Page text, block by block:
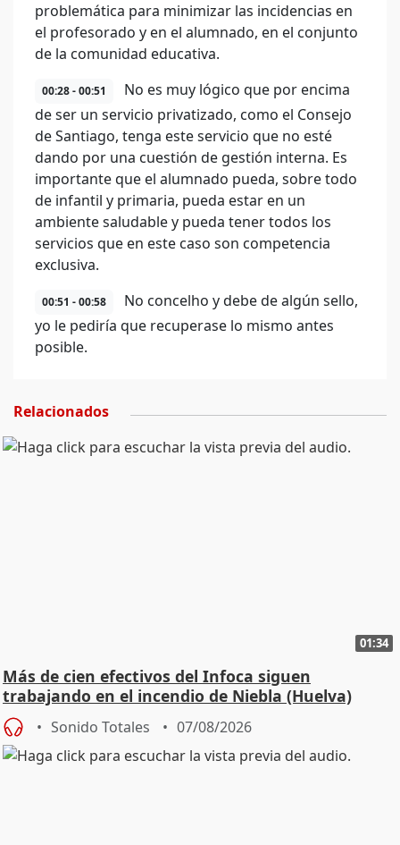
problemática para minimizar las incidencias en
el profesorado y en el alumnado, en el conjunto
de la comunidad educativa.
00:28 - 00:51
No es muy lógico que por encima
de ser un servicio privatizado, como el Consejo
de Santiago, tenga este servicio que no esté
dando por una cuestión de gestión interna. Es
importante que el alumnado pueda, sobre todo
de infantil y primaria, pueda estar en un
ambiente saludable y pueda tener todos los
servicios que en este caso son competencia
exclusiva.
00:51 - 00:58
No concelho y debe de algún sello,
yo le pediría que recuperase lo mismo antes
posible.
Relacionados
01:34
Más de cien efectivos del Infoca siguen
trabajando en el incendio de Niebla (Huelva)
Sonido Totales 07/08/2026